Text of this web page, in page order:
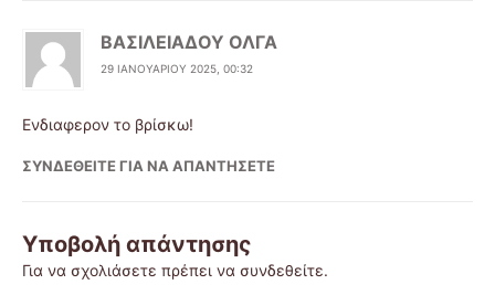
ΒΑΣΙΛΕΙΑΔΟΥ ΟΛΓΑ
29 ΙΑΝΟΥΑΡΊΟΥ 2025, 00:32
Ενδιαφερον το βρίσκω!
ΣΥΝΔΕΘΕΊΤΕ ΓΙΑ ΝΑ ΑΠΑΝΤΉΣΕΤΕ
Υποβολή απάντησης
Για να σχολιάσετε πρέπει να συνδεθείτε.